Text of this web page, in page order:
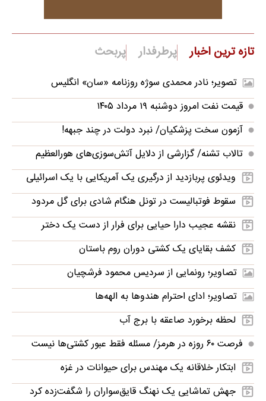
تازه ترین اخبار پرطرفدار پربحث
تصویر؛ نادر محمدی سوژه روزنامه «سان» انگلیس
قیمت نفت امروز دوشنبه ۱۹ مرداد ۱۴۰۵
آزمون سخت پزشکیان/ نبرد دولت در چند جبهه!
تالاب تشنه/ گزارشی از دلایل آتش‌سوزی‌های هورالعظیم
ویدئوی پربازدید از درگیری یک آمریکایی با یک اسرائیلی
سقوط فوتبالیست در تونل هنگام شادی برای گل مردود
نقشه عجیب دارا حیایی برای فرار از دست یک دختر
کشف بقایای یک کشتی دوران روم باستان
تصاویر؛ رونمایی از سردیس محمود فرشچیان
تصاویر؛ ادای احترام هندوها به الهه‌ها
لحظه برخورد صاعقه با برج آب
فرصت ۶۰ روزه در هرمز/ مسئله فقط عبور کشتی‌ها نیست
ابتکار خلاقانه یک مهندس برای حیوانات در غزه
جهش تماشایی یک نهنگ قایق‌سواران را شگفت‌زده کرد